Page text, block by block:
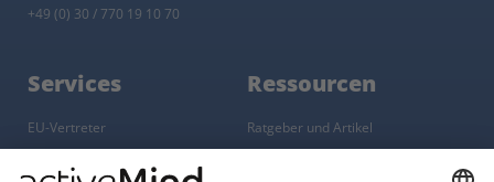
+49 (0) 30 / 770 19 10 70
Services
EU-Vertreter
Ressourcen
Ratgeber und Artikel